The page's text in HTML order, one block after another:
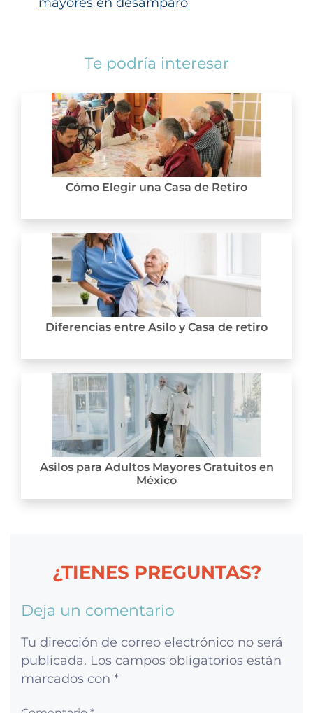
Te podría interesar
Cómo Elegir una Casa de Retiro
Diferencias entre Asilo y Casa de retiro
Asilos para Adultos Mayores Gratuitos en
México
¿TIENES PREGUNTAS?
Deja un comentario
Tu dirección de correo electrónico no será
publicada. Los campos obligatorios están
marcados con *